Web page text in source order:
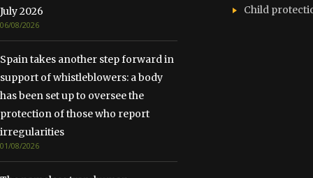
July 2026
06/08/2026
Spain takes another step forward in
support of whistleblowers: a body
has been set up to oversee the
protection of those who report
irregularities
01/08/2026
Child